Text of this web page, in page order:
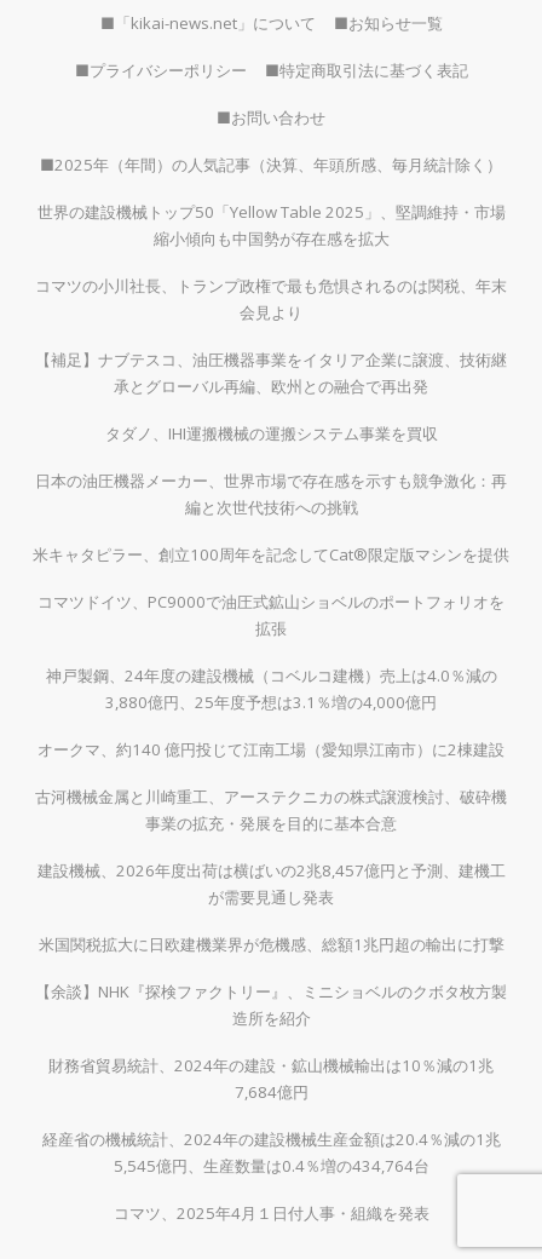
■「kikai-news.net」について
■お知らせ一覧
■プライバシーポリシー ■特定商取引法に基づく表記
■お問い合わせ
■2025年（年間）の人気記事（決算、年頭所感、毎月統計除く）
世界の建設機械トップ50「Yellow Table 2025」、堅調維持・市場
縮小傾向も中国勢が存在感を拡大
コマツの小川社長、トランプ政権で最も危惧されるのは関税、年末
会見より
【補足】ナブテスコ、油圧機器事業をイタリア企業に譲渡、技術継
承とグローバル再編、欧州との融合で再出発
タダノ、IHI運搬機械の運搬システム事業を買収
日本の油圧機器メーカー、世界市場で存在感を示すも競争激化：再
編と次世代技術への挑戦
米キャタピラー、創立100周年を記念してCat®限定版マシンを提供
コマツドイツ、PC9000で油圧式鉱山ショベルのポートフォリオを
拡張
神戸製鋼、24年度の建設機械（コベルコ建機）売上は4.0％減の
3,880億円、25年度予想は3.1％増の4,000億円
オークマ、約140 億円投じて江南工場（愛知県江南市）に2棟建設
古河機械金属と川崎重工、アーステクニカの株式譲渡検討、破砕機
事業の拡充・発展を目的に基本合意
建設機械、2026年度出荷は横ばいの2兆8,457億円と予測、建機工
が需要見通し発表
米国関税拡大に日欧建機業界が危機感、総額1兆円超の輸出に打撃
【余談】NHK『探検ファクトリー』、ミニショベルのクボタ枚方製
造所を紹介
財務省貿易統計、2024年の建設・鉱山機械輸出は10％減の1兆
7,684億円
経産省の機械統計、2024年の建設機械生産金額は20.4％減の1兆
5,545億円、生産数量は0.4％増の434,764台
コマツ、2025年4月１日付人事・組織を発表